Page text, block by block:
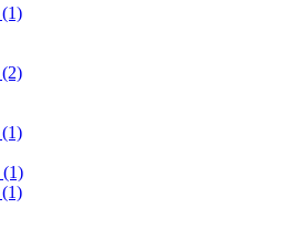
(1)
(2)
(1)
(1)
(1)